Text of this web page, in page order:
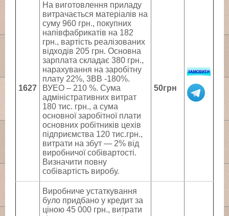
1627
На виготовлення приладу
витрачається матеріалів на
суму 960 грн., покупних
напівфабрикатів на 182
грн., вартість реалізованих
відходів 205 грн. Основна
зарплата складає 380 грн.,
нарахування на заробітну
плату 22%, 3ВВ -180%.
ВУЕО – 210 %. Сума
адміністративних витрат
180 тис. грн., а сума
основної заробітної плати
основних робітників цехів
підприємства 120 тис.грн.,
витрати на збут — 2% від
виробничої собівартості.
Визначити повну
собівартість виробу.
50грн
Виробниче устаткування
було придбано у кредит за
ціною 45 000 грн., витрати